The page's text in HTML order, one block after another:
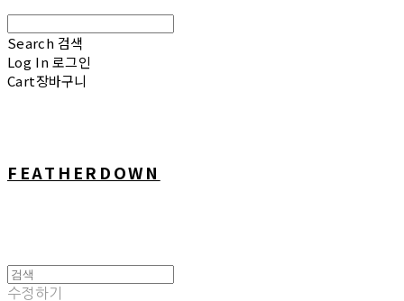
Search 검색
Log In 로그인
Cart장바구니
FEATHERDOWN
수정하기